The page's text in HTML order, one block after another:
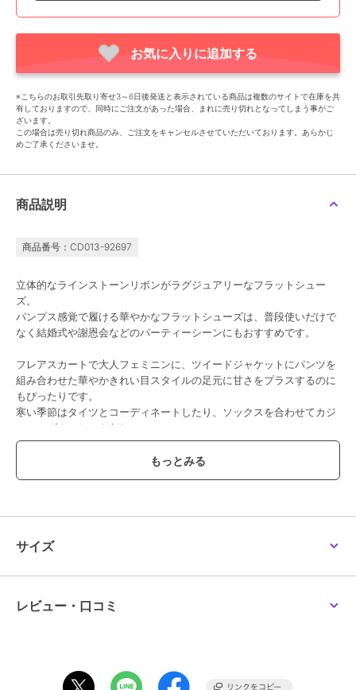
アルテミス by ダイアナ
トニット メリージェー
ンバレエシューズ
¥9,900
SALE
アルテミス by ダイアナ
ーズ
7,590
SALE
アルテミス by ダイアナ
エアトゥ リボンフラッ
トシューズ
¥ 7,920
ズ】スクエアトゥバレエ
ットバレエシューズ
スストラップ スクエア
SALE
ビッグリボン メリージ
SALE
ットシューズ
8,800
お気に入りに追加する
※こちらのお取引先取り寄せ3～6日後発送と表示されている商品は複数のサイトで在庫を共
有しておりますので、同時にご注文があった場合、まれに売り切れとなってしまう事がご
ざいます。
この場合は売り切れ商品のみ、ご注文をキャンセルさせていただいております。あらかじ
めご了承くださいませ。
商品説明
商品番号：CD013-92697
立体的なラインストーンリボンがラグジュアリーなフラットシュー
ズ。
パンプス感覚で履ける華やかなフラットシューズは、普段使いだけで
なく結婚式や謝恩会などのパーティーシーンにもおすすめです。
フレアスカートで大人フェミニンに、ツイードジャケットにパンツを
組み合わせた華やかきれい目スタイルの足元に甘さをプラスするのに
もぴったりです。
寒い季節はタイツとコーディネートしたり、ソックスを合わせてカジ
ュアルダウンしてもOK。
すっきりとしたラウンドトゥで、リボンとローヒールの組み合わせで
も大人っぽく履ける1足です。
います。
裏地の素材は、足当たりが柔らかいスエード調の人工皮革を使用。ふ
ご注意ください。
サイズ
レビュー・口コミ